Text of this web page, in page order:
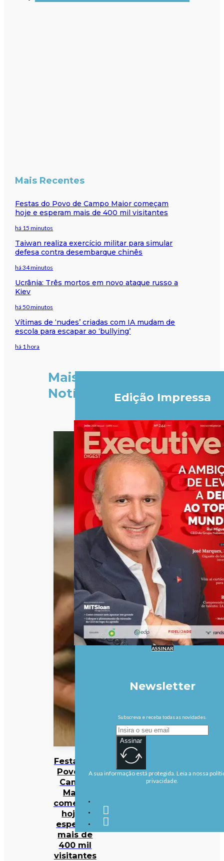
Mais Recentes
Festas do Povo de Campo Maior começam
hoje e esperam mais de 400 mil visitantes
há 15 minutos
Taiwan realiza exercício militar para simular
defesa contra desembarque chinês
há 34 minutos
Ucrânia: Três mortos em novo ataque russo a
Kiev
há 50 minutos
Vítimas de ‘nudes’ criadas com IA mudam de
escola para escapar ao ‘bullying’
há 1 hora
Mais
Notícias
Festas do
Povo de
Campo
Maior
começam
hoje e
esperam
mais de
400 mil
visitantes
Edição Impressa
ASSINAR
Newsletter
Subscreva e receba todas as novidades.
Assinar
A sua informação está protegida. Leia a nossa
privacidade.